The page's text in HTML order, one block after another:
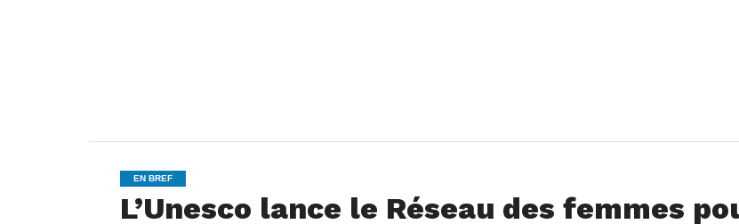
EN BREF
L’Unesco lance le Réseau des femmes